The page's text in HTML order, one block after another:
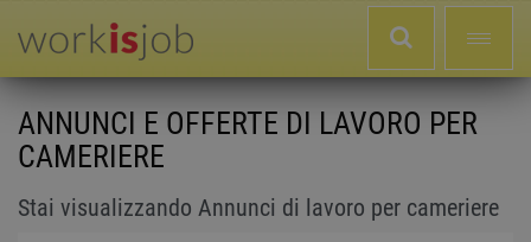
ANNUNCI E OFFERTE DI LAVORO PER
CAMERIERE
Stai visualizzando Annunci di lavoro per cameriere